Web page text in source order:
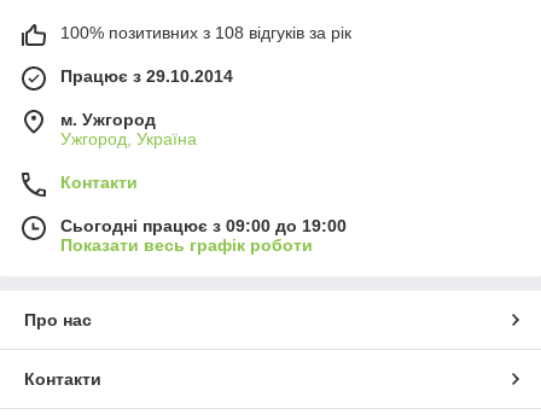
100% позитивних з 108 відгуків за рік
Працює з 29.10.2014
м. Ужгород
Ужгород, Україна
Контакти
Сьогодні працює з 09:00 до 19:00
Показати весь графік роботи
Про нас
Контакти